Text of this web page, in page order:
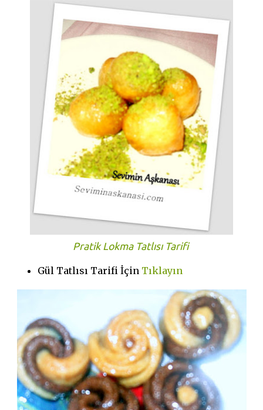
Pratik Lokma Tatlısı Tarifi
Gül Tatlısı Tarifi İçin Tıklayın